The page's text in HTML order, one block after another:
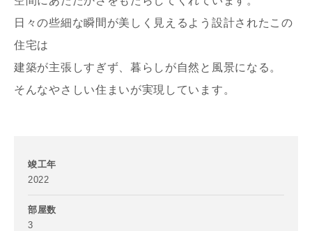
日々の些細な瞬間が美しく見えるよう設計されたこの
住宅は
建築が主張しすぎず、暮らしが自然と風景になる。
そんなやさしい住まいが実現しています。
竣工年
2022
部屋数
3